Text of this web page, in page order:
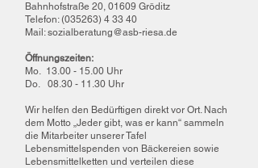
Bahnhofstraße 20, 01609 Gröditz
Telefon: (035263) 4 33 40
Mail: sozialberatung@asb-riesa.de
Öffnungszeiten:
Mo. 13.00 - 15.00 Uhr
Do. 08.30 - 11.30 Uhr
Wir helfen den Bedürftigen direkt vor Ort. Nach
dem Motto „Jeder gibt, was er kann“ sammeln
die Mitarbeiter unserer Tafel
Lebensmittelspenden von Bäckereien sowie
Lebensmittelketten und verteilen diese